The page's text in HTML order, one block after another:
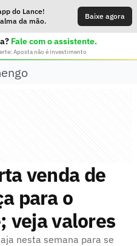
do Lance!
da mão.
Baixe agora
Fale com o assistente.
Aposta não é investimento
venda de
para o
veja valores
nesta semana para se